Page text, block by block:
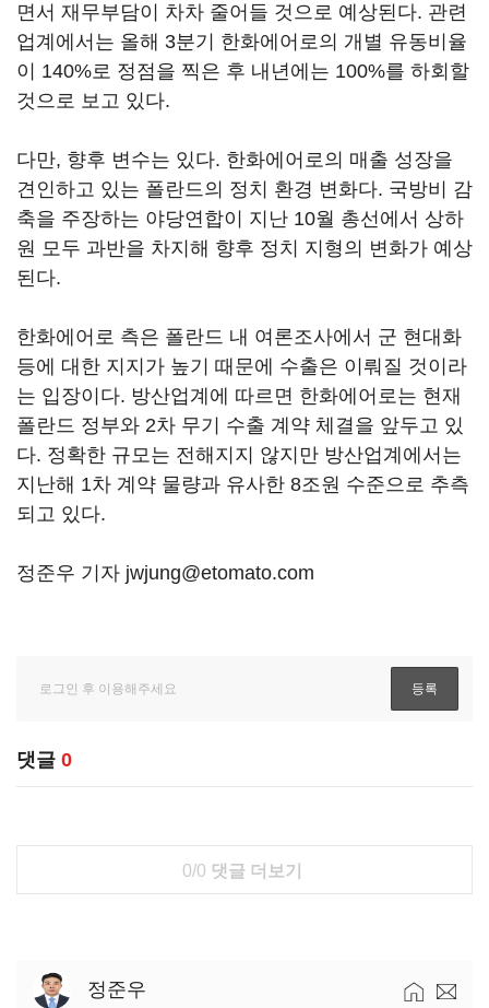
면서 재무부담이 차차 줄어들 것으로 예상된다. 관련
업계에서는 올해 3분기 한화에어로의 개별 유동비율
이 140%로 정점을 찍은 후 내년에는 100%를 하회할
것으로 보고 있다.
다만, 향후 변수는 있다. 한화에어로의 매출 성장을
견인하고 있는 폴란드의 정치 환경 변화다. 국방비 감
축을 주장하는 야당연합이 지난 10월 총선에서 상하
원 모두 과반을 차지해 향후 정치 지형의 변화가 예상
된다.
한화에어로 측은 폴란드 내 여론조사에서 군 현대화
등에 대한 지지가 높기 때문에 수출은 이뤄질 것이라
는 입장이다. 방산업계에 따르면 한화에어로는 현재
폴란드 정부와 2차 무기 수출 계약 체결을 앞두고 있
다. 정확한 규모는 전해지지 않지만 방산업계에서는
지난해 1차 계약 물량과 유사한 8조원 수준으로 추측
되고 있다.
정준우 기자 jwjung@etomato.com
댓글 0
0/0 댓글 더보기
정준우